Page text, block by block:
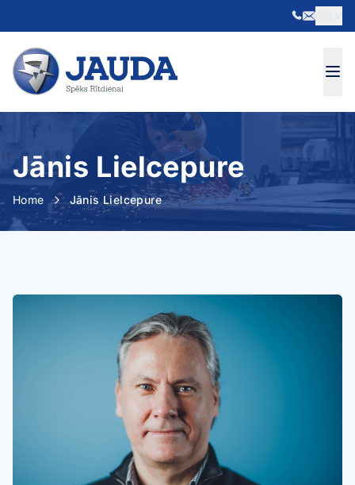
Jānis Lielcepure
Home Jānis Lielcepure